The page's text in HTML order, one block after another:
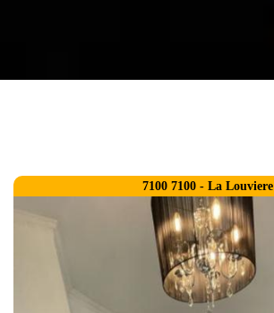
7100 7100 - La Louviere